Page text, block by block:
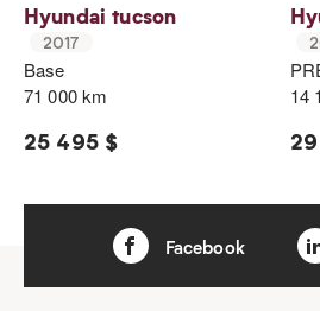
Hyundai tucson
2017
Base
71 000 km
25 495 $
14
Facebook